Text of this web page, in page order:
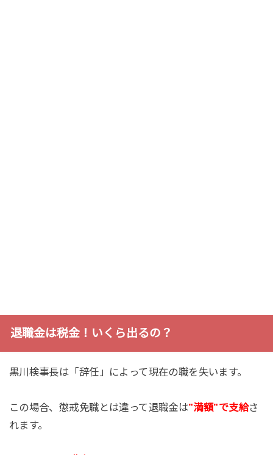
退職金は税金！いくら出るの？
黒川検事長は「辞任」によって現在の職を失います。
この場合、懲戒免職とは違って退職金は”満額”で支給さ
れます。